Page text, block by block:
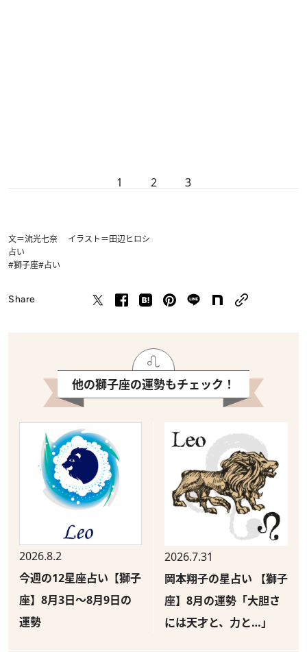
1 2 3
文＝流光七奈 イラスト＝田辺ヒロシ
占い
#獅子座#占い
Share
他の獅子座の運勢もチェック！
2026.8.2
今週の12星座占い【獅子
座】8月3日～8月9日の
運勢
2026.7.31
岡本翔子の星占い 【獅子
座】8月の運勢「大胆さ
には天才と、力と…」